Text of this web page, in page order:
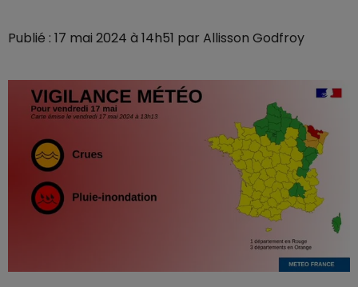
Publié : 17 mai 2024 à 14h51 par Allisson Godfroy